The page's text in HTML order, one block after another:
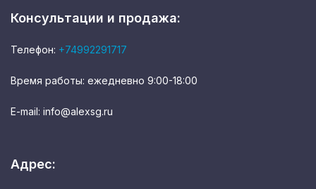
Консультации и продажа:
Телефон: +74992291717
Время работы: ежедневно 9:00-18:00
E-mail: info@alexsg.ru
Адрес: